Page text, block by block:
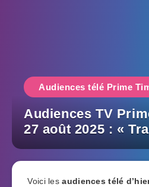
Audiences télé Prime
Audiences TV
27 août 2025 : «
Voici lesaudiences télé